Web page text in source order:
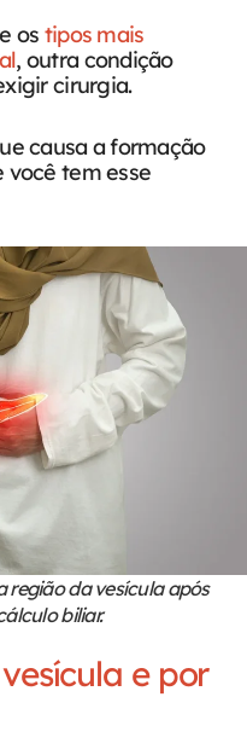
os tipos mais
, outra condição
cirurgia.
causa a formação
você tem esse
região da vesícula após
biliar.
e por